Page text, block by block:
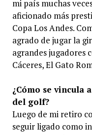
mi país muchas
aficionado más
Copa Los Andes.
agrado de jugar la
agrandes jugadores
Cáceres, El Gato
¿Cómo se vincula
del golf?
Luego de mi retiro
seguir ligado como